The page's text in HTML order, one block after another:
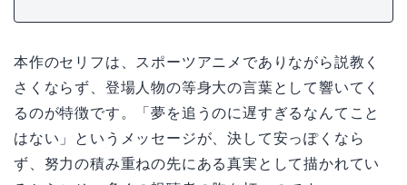
本作のセリフは、スポーツアニメでありながら説教く
さくならず、登場人物の等身大の言葉として響いてく
るのが特徴です。「夢を追うのに遅すぎるなんてこと
はない」というメッセージが、決して安っぽくなら
ず、努力の積み重ねの先にある真実として描かれてい